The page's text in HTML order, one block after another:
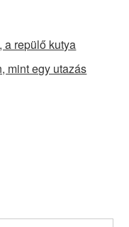
a repülő kutya
mint egy utazás